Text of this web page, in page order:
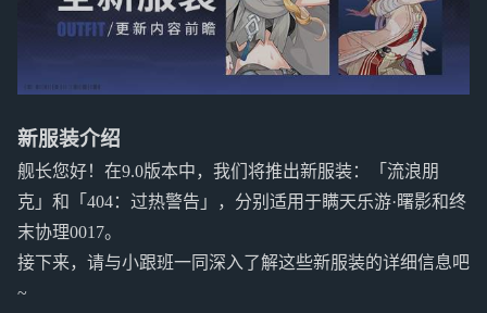
新服装介绍
舰长您好！在9.0版本中，我们将推出新服装：「流浪朋
克」和「404：过热警告」，分别适用于瞒天乐游·曙影和终
末协理0017。
接下来，请与小跟班一同深入了解这些新服装的详细信息吧
~